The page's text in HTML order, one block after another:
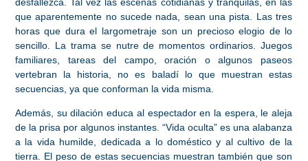
que aparentemente no sucede nada, sean una pista. Las tres
horas que dura el largometraje son un precioso elogio de lo
sencillo. La trama se nutre de momentos ordinarios. Juegos
familiares, tareas del campo, oración o algunos paseos
vertebran la historia, no es baladí lo que muestran estas
secuencias, ya que conforman la vida misma
Además, su dilación educa al espectador en la espera , le aleja
de la prisa por algunos instantes. “Vida oculta” es una alabanza
a la vida humilde, dedicada a lo doméstico y al cultivo de la
tierra. El peso de estas secuencias muestran también queson